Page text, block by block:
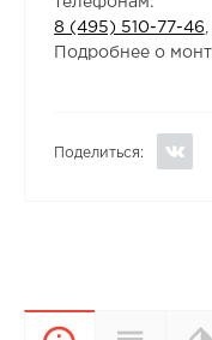
8 (495) 510-77-46
Подробнее о
Поделиться: